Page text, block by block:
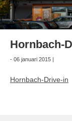
Hornbach-
- 06 januari 2015 |
Hornbach-Drive-in